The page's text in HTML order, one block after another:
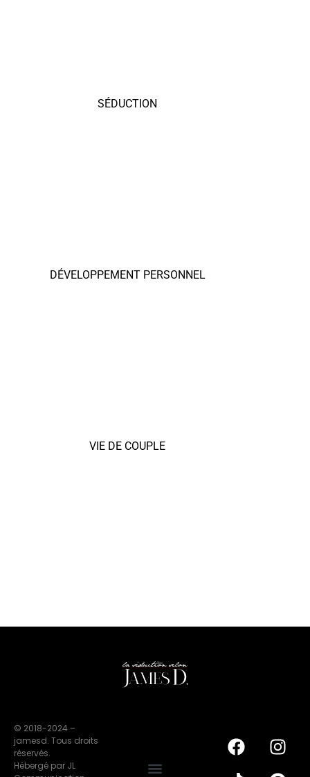
SÉDUCTION
DÉVELOPPEMENT PERSONNEL
VIE DE COUPLE
© 2018-2024 –
jamesd. Tous droits
réservés.
Hébergé par JL